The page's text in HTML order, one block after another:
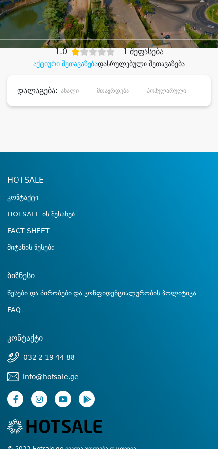
შეიძინესასურველი მომსახურება
დიდი დანაზოგით
აქტიური შეთავაზებადასრულებული შეთავაზება
1.0 1 შეფასება
დალაგება: ახალი მთავრდება პოპულარული
HOTSALE
კონტაქტი
HOTSALE-ის შესახებ
FACT SHEET
მიტანის წესები
ბიზნესი
წესები და პირობები და კონფიდენციალურობის პოლიტიკა
FAQ
კონტაქტი
032 2 19 44 88
info@hotsale.ge